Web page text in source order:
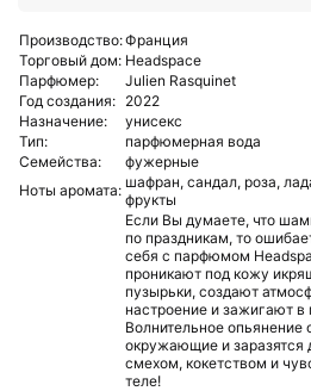
Производство:Франция
Торговый дом: Headspace
Парфюмер:
Julien Rasquinet
Год создания: 2022
Назначение:
унисекс
Тип:
парфюмерная вода
Семейства:
фужерные
Ноты аромата: шафран, сандал, роза,
фрукты
Если Вы думаете, что
по праздникам, то
себя с парфюмом
проникают под кожу
пузырьки, создают
настроение и зажигают в
Волнительное опьянение
окружающие и заразятся
смехом, кокетством и
теле!